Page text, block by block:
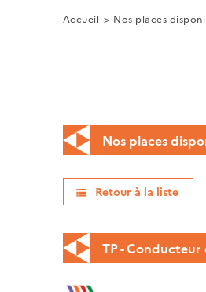
Accueil Nos places
Nos places
Retour à la liste
TP -